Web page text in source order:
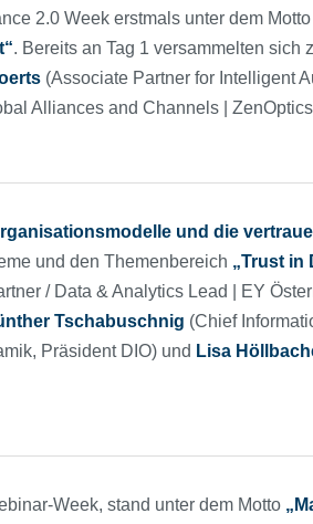
2.0 Week erstmals unter dem Motto
. Bereits an Tag 1 versammelten sich
(Associate Partner for Intelligent
Alliances and Channels |
und die
und den Themenbereich „Trust in
/ Data & Analytics Lead | EY
Tschabuschnig (Chief
Präsident DIO) und Lisa
Week, stand unter dem Motto